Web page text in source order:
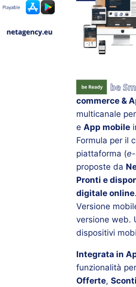
commerce &
multicanale
e App mobile
Formula per il
piattaforma (
proposte da
Pronti e
digitale online.
Versione
versione web.
dispositivi
Integrata in
funzionalità
Offerte, Sconti